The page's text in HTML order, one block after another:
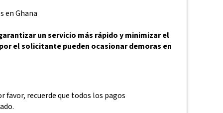
en Ghana
un servicio más rápido y minimizar el
el solicitante pueden ocasionar demoras en
favor, recuerde que todos los pagos